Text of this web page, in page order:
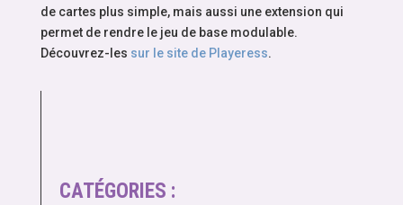
de cartes plus simple, mais aussi une extension qui
permet de rendre le jeu de base modulable.
Découvrez-les sur le site de Playeress.
CATÉGORIES :